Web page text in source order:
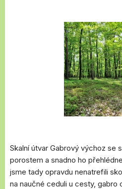
Skalní útvar Gabrový výchoz se
porostem a snadno ho
jsme tady opravdu nenatrefili
na naučné ceduli u cesty, gabro